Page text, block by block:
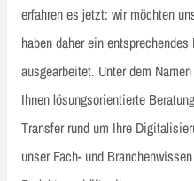
erfahren es jetzt: wir möchten
haben daher ein
ausgearbeitet. Unter dem
Ihnen lösungsorientierte
Transfer rund um Ihre
unser Fach- und